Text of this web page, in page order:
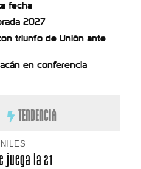
fecha
2027
triunfo de Unión ante
en conferencia
TENDENCIA
juega la 21